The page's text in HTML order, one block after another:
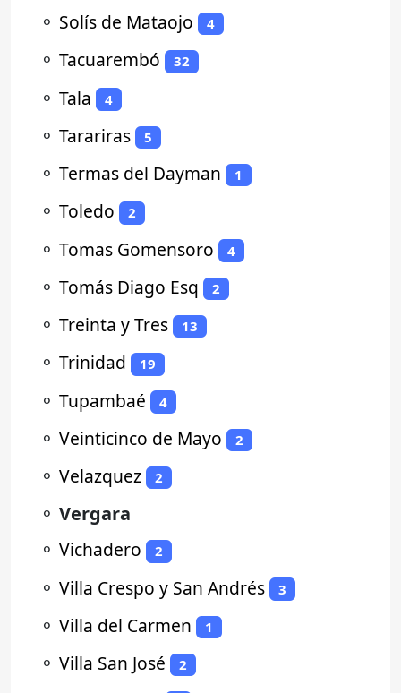
⚬ Solís de Mataojo 4
⚬ Tacuarembó 32
⚬ Tala 4
⚬ Tarariras 5
⚬ Termas del Dayman 1
⚬ Toledo 2
⚬ Tomas Gomensoro 4
⚬ Tomás Diago Esq 2
⚬ Treinta y Tres 13
⚬ Trinidad 19
⚬ Tupambaé 4
⚬ Veinticinco de Mayo 2
⚬ Velazquez 2
⚬ Vergara
⚬ Vichadero 2
⚬ Villa Crespo y San Andrés 3
⚬ Villa del Carmen 1
⚬ Villa San José 2